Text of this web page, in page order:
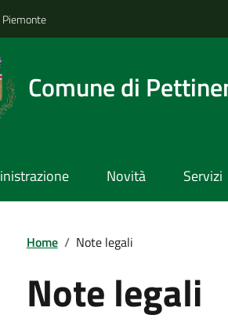
Piemonte
Comune di
Novità Servizi
Home / Note legali
Note legali